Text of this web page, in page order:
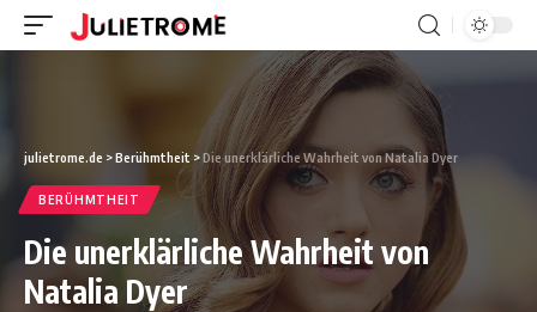
julietrome.de >Berühmtheit >Die unerklärliche Wahrheit von Natalia Dyer
BERÜHMTHEIT
Die unerklärliche Wahrheit von
Natalia Dyer